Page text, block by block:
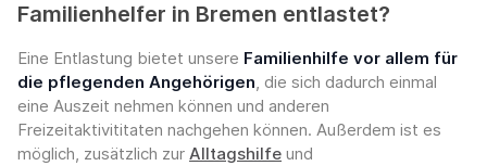
Familienhelfer in Bremen entlastet?
Eine Entlastung bietet unsere Familienhilfe vor allem für
die pflegenden Angehörigen, die sich dadurch einmal
eine Auszeit nehmen können und anderen
Freizeitaktivititaten nachgehen können. Außerdem ist es
möglich, zusätzlich zur Alltagshilfe und